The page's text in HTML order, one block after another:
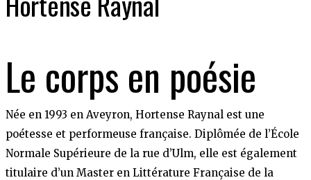
Le corps en poésie
Née en 1993 en Aveyron, Hortense Raynal est une
poétesse et performeuse française. Diplômée de l’École
Normale Supérieure de la rue d’Ulm, elle est également
titulaire d’un Master en Littérature Française de la